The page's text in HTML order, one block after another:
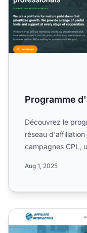
Programme
Découvrez le
réseau
campagnes CPL,
Aug 1, 2025
Programme